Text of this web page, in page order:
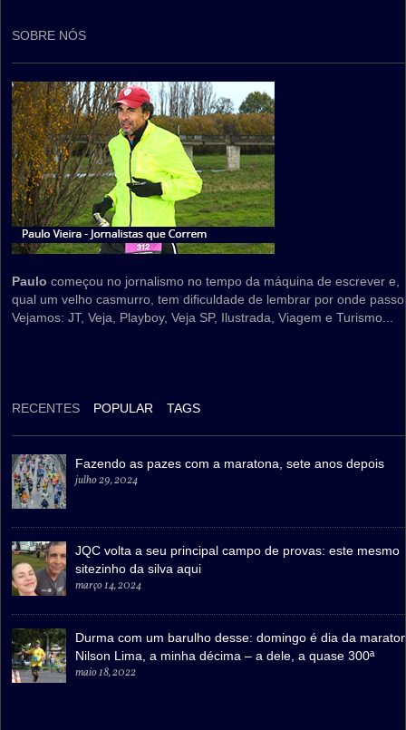
SOBRE NÓS
Paulo começou no jornalismo no tempo da máquina de escrever e,
qual um velho casmurro, tem dificuldade de lembrar por onde
Vejamos: JT, Veja, Playboy, Veja SP, Ilustrada, Viagem e Turismo...
RECENTES POPULAR TAGS
Fazendo as pazes com a maratona, sete anos depois
julho 29, 2024
JQC volta a seu principal campo de provas: este mesmo
sitezinho da silva aqui
março 14, 2024
Durma com um barulho desse: domingo é dia da
Nilson Lima, a minha décima – a dele, a quase 300ª
maio 18, 2022